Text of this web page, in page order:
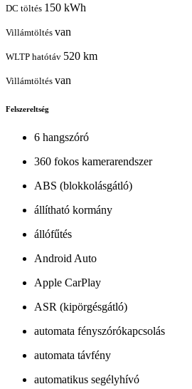
DC töltés 150 kWh
Villámtöltés van
WLTP hatótáv 520 km
Villámtöltés van
Felszereltség
6 hangszóró
360 fokos kamerarendszer
ABS (blokkolásgátló)
állítható kormány
állófűtés
Android Auto
Apple CarPlay
ASR (kipörgésgátló)
automata fényszórókapcsolás
automata távfény
automatikus segélyhívó